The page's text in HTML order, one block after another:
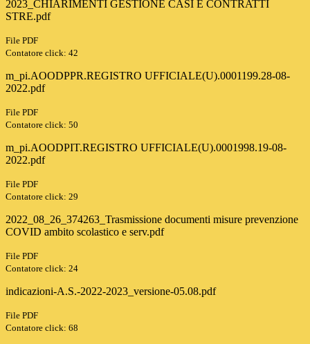
2023_CHIARIMENTI GESTIONE CASI E CONTRATTI
STRE.pdf
File PDF
Contatore click: 42
m_pi.AOODPPR.REGISTRO UFFICIALE(U).0001199.28-08-
2022.pdf
File PDF
Contatore click: 50
m_pi.AOODPIT.REGISTRO UFFICIALE(U).0001998.19-08-
2022.pdf
File PDF
Contatore click: 29
2022_08_26_374263_Trasmissione documenti misure prevenzione
COVID ambito scolastico e serv.pdf
File PDF
Contatore click: 24
indicazioni-A.S.-2022-2023_versione-05.08.pdf
File PDF
Contatore click: 68